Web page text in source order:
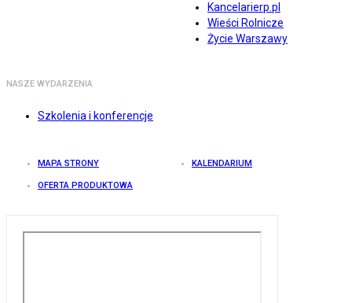
Kancelarierp.pl
Wieści Rolnicze
Życie Warszawy
NASZE WYDARZENIA
Szkolenia i konferencje
MAPA STRONY KALENDARIUM
OFERTA PRODUKTOWA